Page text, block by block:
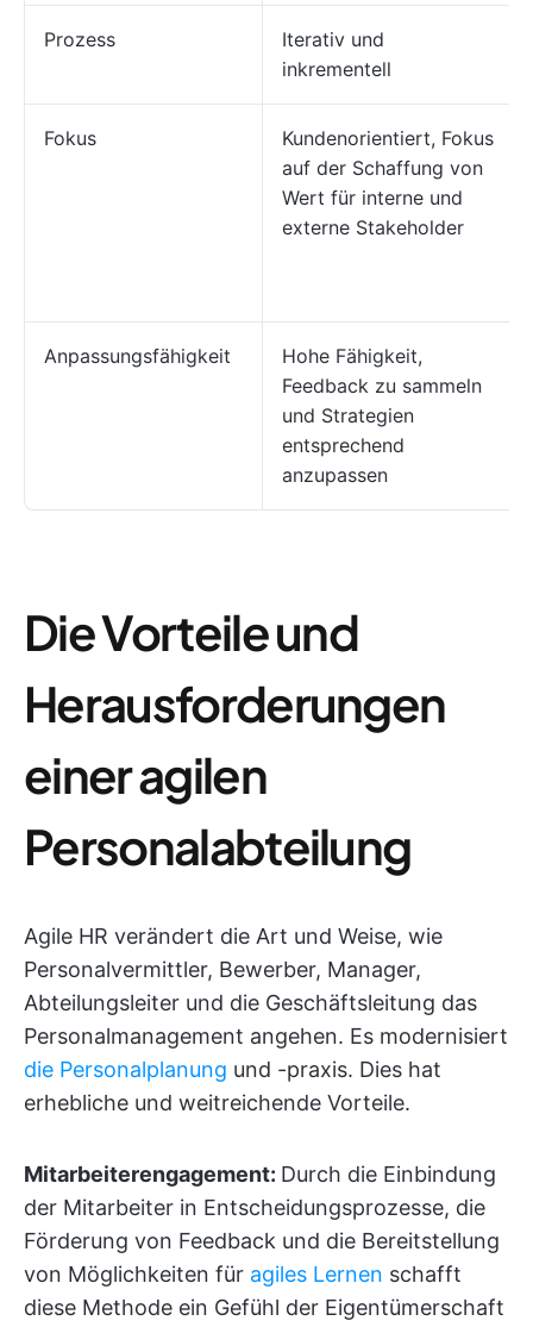
Prozess
Iterativ und
inkrementell
Fokus
Kundenorientiert, Fokus
auf der Schaffung von
Wert für interne und
externe Stakeholder
Anpassungsfähigkeit
Hohe Fähigkeit,
Feedback zu sammeln
und Strategien
entsprechend
anzupassen
Die Vorteile und
Herausforderungen
einer agilen
Personalabteilung
Agile HR verändert die Art und Weise, wie
Personalvermittler, Bewerber, Manager,
Abteilungsleiter und die Geschäftsleitung das
Personalmanagement angehen. Es modernisiert
die Personalplanung und -praxis. Dies hat
erhebliche und weitreichende Vorteile.
Mitarbeiterengagement: Durch die Einbindung
der Mitarbeiter in Entscheidungsprozesse, die
Förderung von Feedback und die Bereitstellung
von Möglichkeiten für agiles Lernen schafft
diese Methode ein Gefühl der Eigentümerschaft